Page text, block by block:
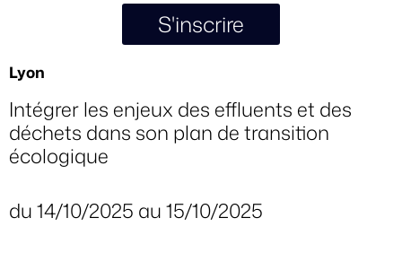
S'inscrire
Lyon
Intégrer les enjeux des effluents et des
déchets dans son plan de transition
écologique
du 14/10/2025 au 15/10/2025